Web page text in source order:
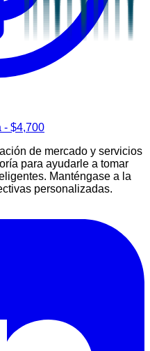
- $4,700
de mercado y servicios
para ayudarle a tomar
Manténgase a la
personalizadas.